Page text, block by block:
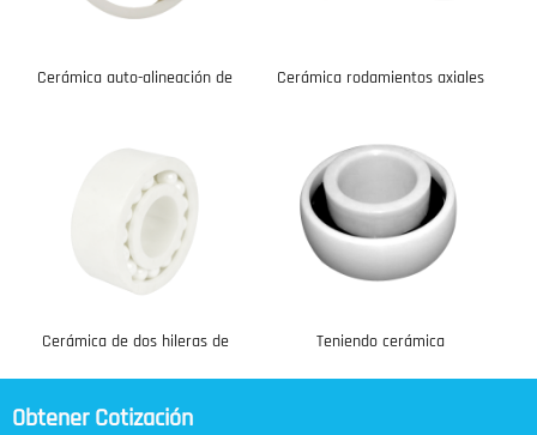
Cerámica auto-alineación de
Cerámica rodamientos axiales
Cerámica de dos hileras de
Teniendo cerámica
Obtener Cotización